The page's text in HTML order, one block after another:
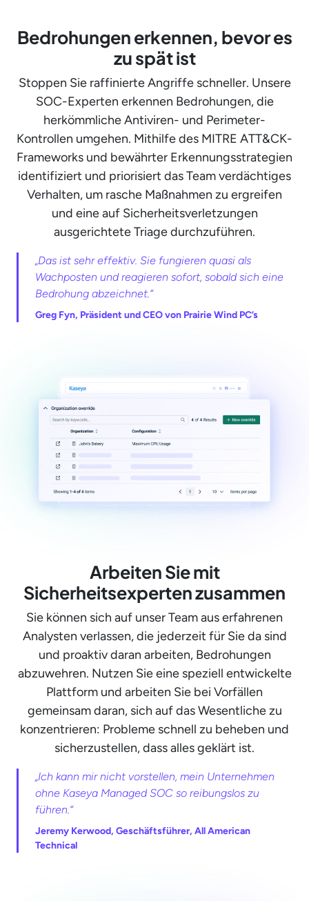
Bedrohungen erkennen, bevor es
zu spät ist
Stoppen Sie raffinierte Angriffe schneller. Unsere
SOC-Experten erkennen Bedrohungen, die
herkömmliche Antiviren- und Perimeter-
Kontrollen umgehen. Mithilfe des MITRE ATT&CK-
Frameworks und bewährter Erkennungsstrategien
identifiziert und priorisiert das Team verdächtiges
Verhalten, um rasche Maßnahmen zu ergreifen
und eine auf Sicherheitsverletzungen
ausgerichtete Triage durchzuführen.
„Das ist sehr effektiv. Sie fungieren quasi als
Wachposten und reagieren sofort, sobald sich eine
Bedrohung abzeichnet.“
Greg Fyn, Präsident und CEO von Prairie Wind PC’s
Arbeiten Sie mit
Sicherheitsexperten zusammen
Sie können sich auf unser Team aus erfahrenen
Analysten verlassen, die jederzeit für Sie da sind
und proaktiv daran arbeiten, Bedrohungen
abzuwehren. Nutzen Sie eine speziell entwickelte
Plattform und arbeiten Sie bei Vorfällen
gemeinsam daran, sich auf das Wesentliche zu
konzentrieren: Probleme schnell zu beheben und
sicherzustellen, dass alles geklärt ist.
„Ich kann mir nicht vorstellen, mein Unternehmen
ohne Kaseya Managed SOC so reibungslos zu
führen.“
Jeremy Kerwood, Geschäftsführer, All American
Technical